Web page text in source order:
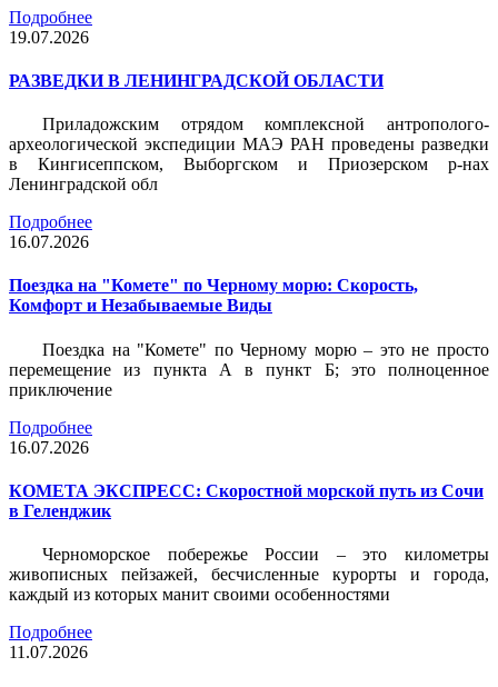
Подробнее
19.07.2026
РАЗВЕДКИ В ЛЕНИНГРАДСКОЙ ОБЛАСТИ
Приладожским отрядом комплексной антрополого-
археологической экспедиции МАЭ РАН проведены разведки
в Кингисеппском, Выборгском и Приозерском р-нах
Ленинградской обл
Подробнее
16.07.2026
Поездка на "Комете" по Черному морю: Скорость,
Комфорт и Незабываемые Виды
Поездка на "Комете" по Черному морю – это не просто
перемещение из пункта А в пункт Б; это полноценное
приключение
Подробнее
16.07.2026
КОМЕТА ЭКСПРЕСС: Скоростной морской путь из Сочи
в Геленджик
Черноморское побережье России – это километры
живописных пейзажей, бесчисленные курорты и города,
каждый из которых манит своими особенностями
Подробнее
11.07.2026